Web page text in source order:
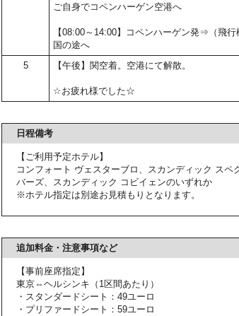
ご自身でコペンハーゲン空港へ
【08:00～14:00】コペンハーゲン発⇒（
国の途へ
5 【午後】関空着。空港にて解散。
☆お疲れ様でした☆
日程備考
【ご利用予定ホテル】
コンフォート ヴェスターブロ、スカンディック ス
バーズ、スカンディック コビイェンのいずれか
※ホテル指定は別途お見積もりとなります。
追加料金・注意事項など
【事前座席指定】
東京⇔ヘルシンキ（1区間あたり）
・スタンダードシート：49ユーロ
・プリファードシート：59ユーロ